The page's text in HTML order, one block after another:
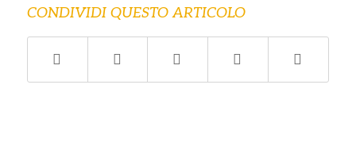
CONDIVIDI QUESTO ARTICOLO